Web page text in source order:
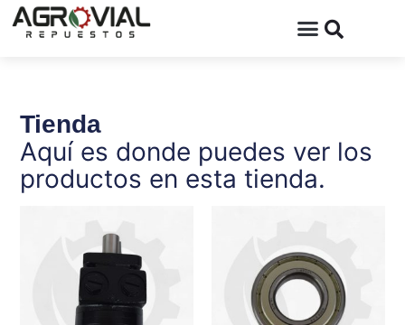
Tienda
Aquí es donde puedes ver los
productos en esta tienda.